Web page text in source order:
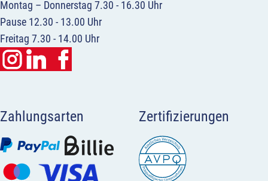
Montag – Donnerstag 7.30 - 16.30 Uhr
Pause 12.30 - 13.00 Uhr
Freitag 7.30 - 14.00 Uhr
Zahlungsarten Zertifizierungen